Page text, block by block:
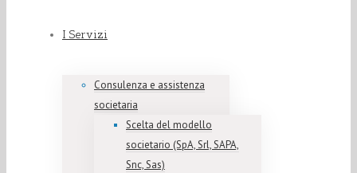
I Servizi
Consulenza e assistenza
societaria
Scelta del modello
societario (SpA, Srl, SAPA,
Snc, Sas)